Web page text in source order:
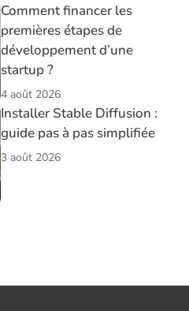
Comment financer les
premières étapes de
développement d’une
startup ?
4 août 2026
Installer Stable Diffusion :
guide pas à pas simplifiée
3 août 2026